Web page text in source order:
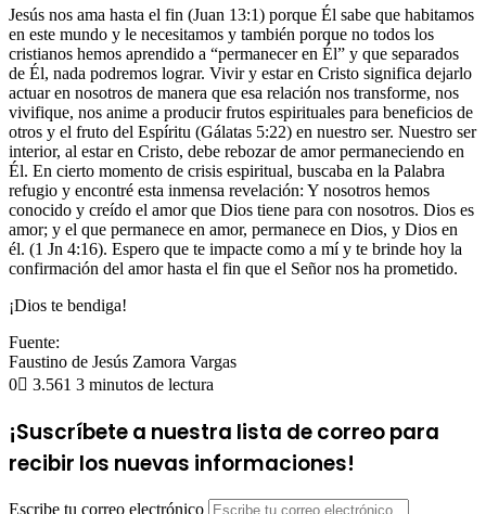
Jesús nos ama hasta el fin (Juan 13:1) porque Él sabe que habitamos
en este mundo y le necesitamos y también porque no todos los
cristianos hemos aprendido a “permanecer en Él” y que separados
de Él, nada podremos lograr. Vivir y estar en Cristo significa dejarlo
actuar en nosotros de manera que esa relación nos transforme, nos
vivifique, nos anime a producir frutos espirituales para beneficios de
otros y el fruto del Espíritu (Gálatas 5:22) en nuestro ser. Nuestro ser
interior, al estar en Cristo, debe rebozar de amor permaneciendo en
Él. En cierto momento de crisis espiritual, buscaba en la Palabra
refugio y encontré esta inmensa revelación: Y nosotros hemos
conocido y creído el amor que Dios tiene para con nosotros. Dios es
amor; y el que permanece en amor, permanece en Dios, y Dios en
él. (1 Jn 4:16). Espero que te impacte como a mí y te brinde hoy la
confirmación del amor hasta el fin que el Señor nos ha prometido.
¡Dios te bendiga!
Fuente:
Faustino de Jesús Zamora Vargas
0
3.561 3 minutos de lectura
¡Suscríbete a nuestra lista de correo para
recibir los nuevas informaciones!
Escribe tu correo electrónico